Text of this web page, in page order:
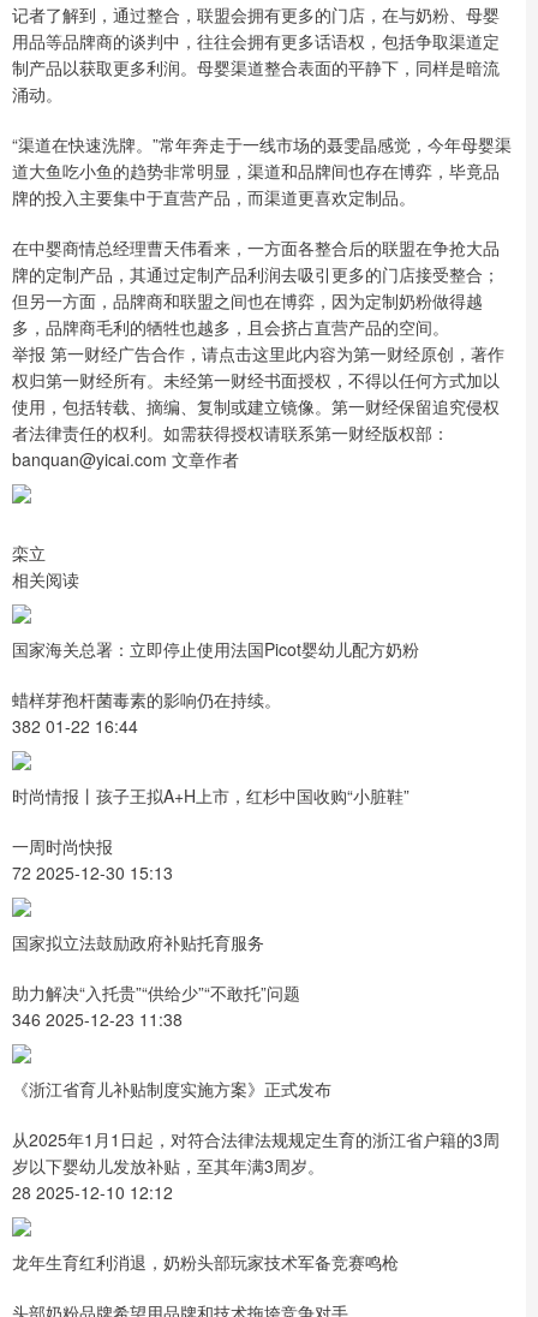
记者了解到，通过整合，联盟会拥有更多的门店，在与奶粉、母婴
用品等品牌商的谈判中，往往会拥有更多话语权，包括争取渠道定
制产品以获取更多利润。母婴渠道整合表面的平静下，同样是暗流
涌动。
“渠道在快速洗牌。”常年奔走于一线市场的聂雯晶感觉，今年母婴渠
道大鱼吃小鱼的趋势非常明显，渠道和品牌间也存在博弈，毕竟品
牌的投入主要集中于直营产品，而渠道更喜欢定制品。
在中婴商情总经理曹天伟看来，一方面各整合后的联盟在争抢大品
牌的定制产品，其通过定制产品利润去吸引更多的门店接受整合；
但另一方面，品牌商和联盟之间也在博弈，因为定制奶粉做得越
多，品牌商毛利的牺牲也越多，且会挤占直营产品的空间。
举报 第一财经广告合作，请点击这里此内容为第一财经原创，著作
权归第一财经所有。未经第一财经书面授权，不得以任何方式加以
使用，包括转载、摘编、复制或建立镜像。第一财经保留追究侵权
者法律责任的权利。如需获得授权请联系第一财经版权部：
banquan@yicai.com 文章作者
栾立
相关阅读
国家海关总署：立即停止使用法国Picot婴幼儿配方奶粉
蜡样芽孢杆菌毒素的影响仍在持续。
382 01-22 16:44
时尚情报丨孩子王拟A+H上市，红杉中国收购“小脏鞋”
一周时尚快报
72 2025-12-30 15:13
国家拟立法鼓励政府补贴托育服务
助力解决“入托贵”“供给少”“不敢托”问题
346 2025-12-23 11:38
《浙江省育儿补贴制度实施方案》正式发布
从2025年1月1日起，对符合法律法规规定生育的浙江省户籍的3周
岁以下婴幼儿发放补贴，至其年满3周岁。
28 2025-12-10 12:12
龙年生育红利消退，奶粉头部玩家技术军备竞赛鸣枪
头部奶粉品牌希望用品牌和技术拖垮竞争对手